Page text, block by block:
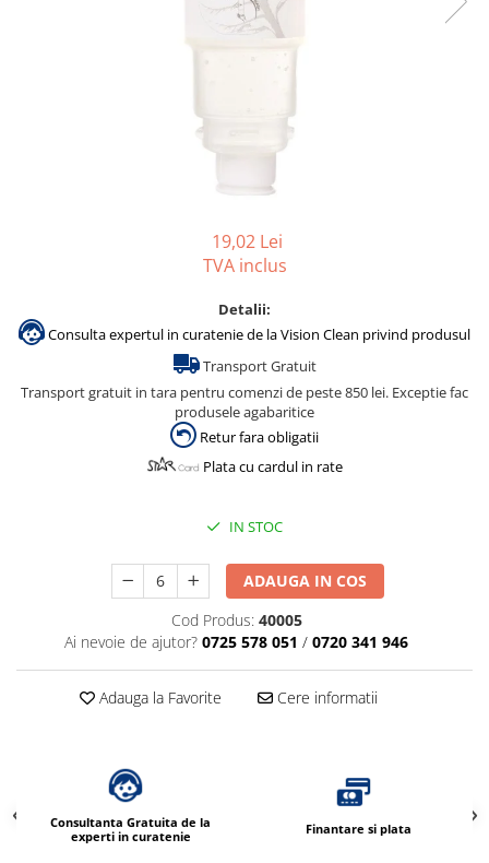
Gama de cosmetice hoteliere
19,02 Lei
TVA inclus
Detalii:
Consulta expertul in curatenie de la Vision Clean privind produsul
Transport Gratuit
Transport gratuit in tara pentru comenzi de peste 850 lei. Exceptie fac
produsele agabaritice
Retur fara obligatii
Plata cu cardul in rate
IN STOC
ADAUGA IN COS
Cod Produs: 40005
Ai nevoie de ajutor? 0725 578 051 / 0720 341 946
Adauga la Favorite Cere informatii
Consultanta Gratuita de la
experti in curatenie
Finantare si plata